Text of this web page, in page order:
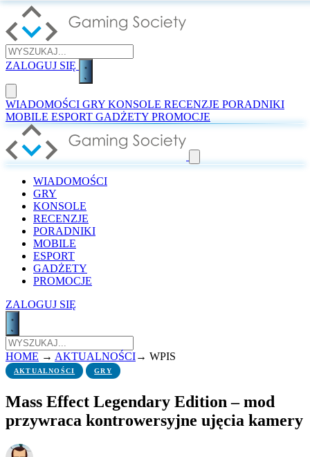
ZALOGUJ SIĘ
WIADOMOŚCI GRY KONSOLE RECENZJE PORADNIKI
MOBILE ESPORT GADŻETY PROMOCJE
WIADOMOŚCI
GRY
KONSOLE
RECENZJE
PORADNIKI
MOBILE
ESPORT
GADŻETY
PROMOCJE
ZALOGUJ SIĘ
HOME → AKTUALNOŚCI→ WPIS
AKTUALNOŚCI GRY
Mass Effect Legendary Edition – mod
przywraca kontrowersyjne ujęcia kamery